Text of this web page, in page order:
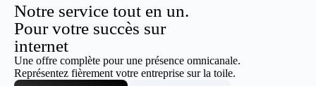
Notre service tout en un.
Pour votre succès sur
internet
Une offre complète pour une présence omnicanale.
Représentez fièrement votre entreprise sur la toile.